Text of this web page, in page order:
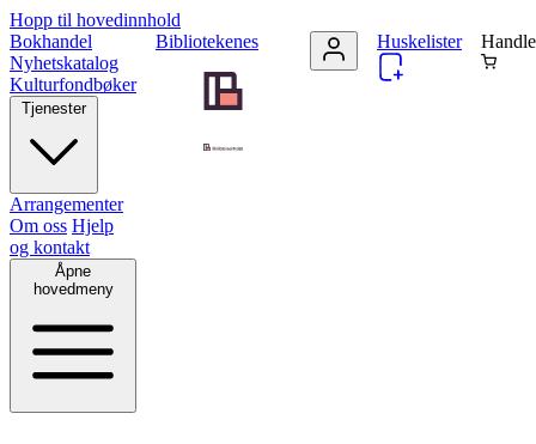
Hopp til hovedinnhold
Bibliotekenes
Bokhandel
Nyhetskatalog
Kulturfondbøker
Tjenester
Arrangementer
Om oss Hjelp
og kontakt
Åpne
hovedmeny
Huskelister